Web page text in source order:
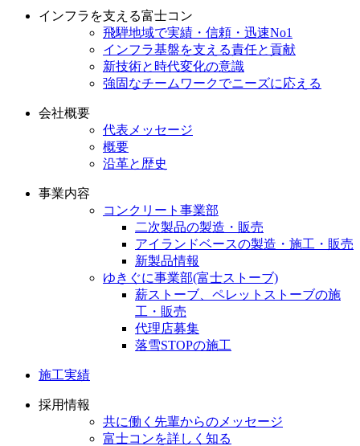
インフラを支える富士コン
飛騨地域で実績・信頼・迅速No1
インフラ基盤を支える責任と貢献
新技術と時代変化の意識
強固なチームワークでニーズに応える
会社概要
代表メッセージ
概要
沿革と歴史
事業内容
コンクリート事業部
二次製品の製造・販売
アイランドベースの製造・施工・販売
新製品情報
ゆきぐに事業部(富士ストーブ)
薪ストーブ、ペレットストーブの施
工・販売
代理店募集
落雪STOPの施工
施工実績
採用情報
共に働く先輩からのメッセージ
富士コンを詳しく知る